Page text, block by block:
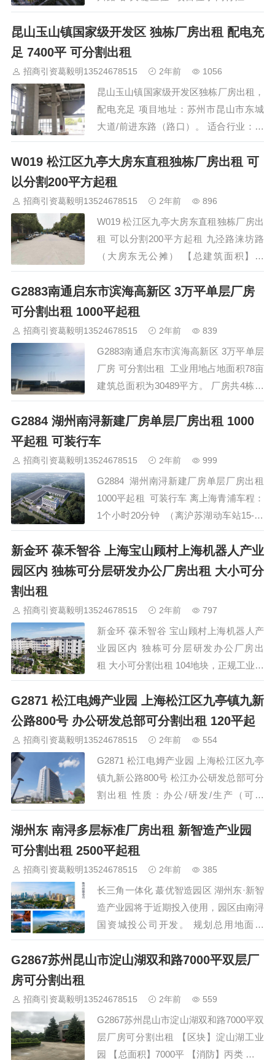
道，在主城区双轴交汇处、南科创关键节
点上，对城市界面及科技发展具有极为重
要的意义。 周边资源 项目毗邻5号线剑川
路站，距S4沪金高速下闸口1.5km，且周
毗邻市政公园，东侧集聚多所…
昆山玉山镇国家级开发区 独栋厂房出租 配电充
足 7400平 可分割出租
招商引资葛毅明13524678515 2年前 1056
昆山玉山镇国家级开发区独栋厂房出租，
配电充足 项目地址：苏州市昆山市东城
大道/前进东路（路口）。 适合行业：研
发类行业，机械加工，智能制造，配件组
装等。 厂房新旧：全新厂房。 厂房结
构：钢架结构，框架结构，砖混结构，钢
混结构，水泥结构。 面积：7400平 楼
4.5米。 消…
W019 松江区九亭大房东直租独栋厂房出租 可
以分割200平方起租
招商引资葛毅明13524678515 2年前 896
W019 松江区九亭大房东直租独栋厂房出
租 可以分割200平方起租 九泾路涞坊路
（大房东无公摊） 【总建筑面积】：
6000多平方 可以分租200、328、500、
1500、3600平等，每层配有货梯、卫生
间等 【租金】：超优惠（具体面谈）
【层高】一楼层高5.5米、二楼4米、 【电
G2883南通启东市滨海高新区 3万平单层厂房
可分割出租 1000平起租
招商引资葛毅明13524678515 2年前 839
G2883南通启东市滨海高新区 3万平单层
厂房 可分割出租 工业用地占地面积78亩
建筑总面积为30489平方。 厂房共4栋：
车间占地面积19982平方 ，3栋宿舍楼占
地面积10507平方。 1号车间5925平方。
2号车间5925平方。 3号车间4066平方。
4号车间4066平方。 厂房为钢混结构 高
号车间带…
G2884 湖州南浔新建厂房单层厂房出租 1000
平起租 可装行车
招商引资葛毅明13524678515 2年前 999
G2884 湖州南浔新建厂房单层厂房出租
1000平起租 可装行车 离上海青浦车程：
1个小时20分钟 （离沪苏湖动车站15-20
分钟） 预计建成时间：2021年7月 面
积：5000-30000 可以分割 1000平起租
车间层高：11米 可装行…
新金环 葆禾智谷 上海宝山顾村上海机器人产业
园区内 独栋可分层研发办公厂房出租 大小可分
割出租
招商引资葛毅明13524678515 2年前 797
新金环 葆禾智谷 宝山顾村上海机器人产
业园区内 独栋可分层研发办公厂房出
租 大小可分割出租 104地块，正规工业园
区，可办环评，可研发、组装、生产，国
企开发商自持物业，欢迎优秀产业企业入
园，独栋研发厂房资源有限，租金优惠，
欢迎咨询。 入园咨询 400-0123-021 或 微
G2871 松江电姆产业园 上海松江区九亭镇九新
公路800号 办公研发总部可分割出租 120平起
招商引资葛毅明13524678515 2年前 554
G2871 松江电姆产业园 上海松江区九亭
镇九新公路800号 松江办公研发总部可分
割出租 性质：办公/研发/生产（可环
评），无税收要求 面积：1160平/层 可分
割120/300/500/800/1160平 层高：4.2m
行业：研发/办公/电子科技/医疗器械/软件
开发/摄影摄像/网红直播/展厅展示/培训教
线地铁站3公里，虹桥机场…
湖州东 南浔多层标准厂房出租 新智造产业园
可分割出租 2500平起租
招商引资葛毅明13524678515 2年前 385
长三角一体化 蕞优智造园区 湖州东·新智
造产业园将于近期投入使用，园区由南浔
国资城投公司开发。 规划总用地面积
34837平方米，净用地面积33323平方
米，占地面积17248.2平方米，总建筑面
租，欢迎咨询 400-0123-021 另有湖州地
G2867苏州昆山市淀山湖双和路7000平双层厂
房可分割出租
招商引资葛毅明13524678515 2年前 559
G2867苏州昆山市淀山湖双和路7000平双
层厂房可分割出租 【区块】淀山湖工业
园 【总面积】7000平 【消防】丙类 【配